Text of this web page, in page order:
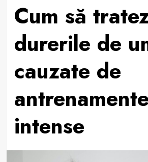
Cum să
durerile de
cauzate de
antrenamente
intense